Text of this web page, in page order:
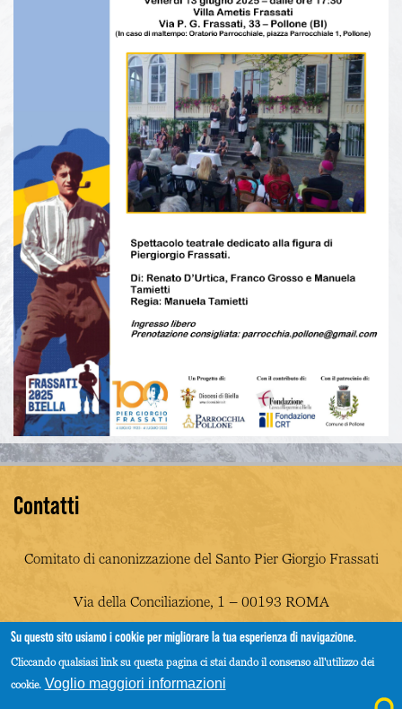
Contatti
Comitato di canonizzazione del Santo Pier Giorgio Frassati
Via della Conciliazione, 1 – 00193 ROMA
info@piergiorgiofrassati.net
Su questo sito usiamo i cookie per migliorare la tua esperienza di navigazione.
Cliccando qualsiasi link su questa pagina ci stai dando il consenso all'utilizzo dei
cookie. Voglio maggiori informazioni